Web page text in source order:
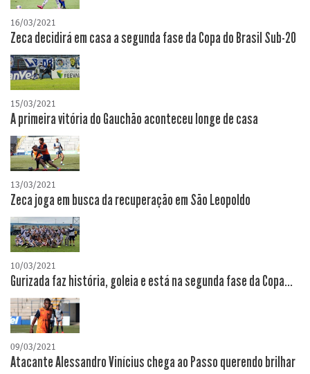
16/03/2021
Zeca decidirá em casa a segunda fase da Copa do Brasil Sub-20
15/03/2021
A primeira vitória do Gauchão aconteceu longe de casa
13/03/2021
Zeca joga em busca da recuperação em São Leopoldo
10/03/2021
Gurizada faz história, goleia e está na segunda fase da Copa...
09/03/2021
Atacante Alessandro Vinícius chega ao Passo querendo brilhar